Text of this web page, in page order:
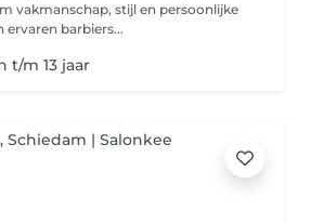
vakmanschap, stijl en persoonlijke
ervaren barbiers...
t/m 13 jaar